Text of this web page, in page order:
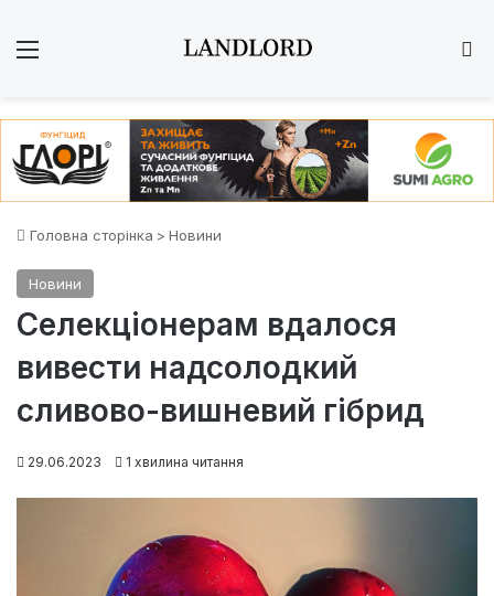
Головна сторінка > Новини
Новини
Селекціонерам вдалося
вивести надсолодкий
сливово-вишневий гібрид
29.06.2023 1 хвилина читання